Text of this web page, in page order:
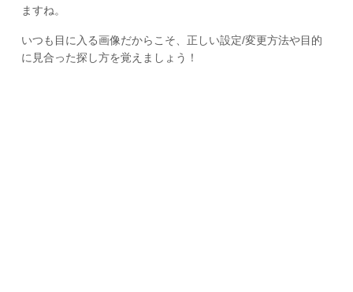
ますね。
いつも目に入る画像だからこそ、正しい設定/変更方法や目的
に見合った探し方を覚えましょう！